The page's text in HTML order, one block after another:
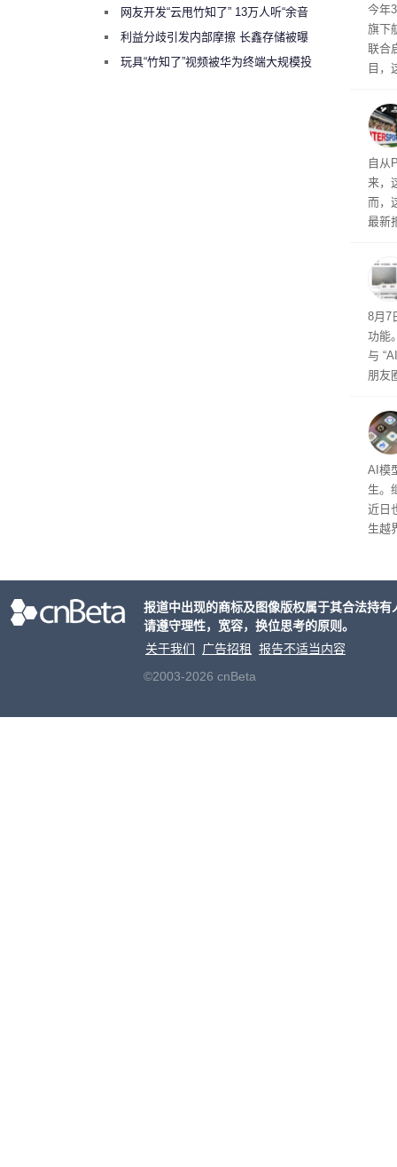
开正
今年
旗下
联合
目，
约
特尔
14A
自从
来，
而，
最新
考
中
楚。
8月7
功能
与
朋友
公
AI模
生。
近日
生越
网友开发“云甩竹知了” 13万人听“余音
绕梁”利益分歧引发内部摩擦 长鑫存储被曝
曾将华为驻场工程师驱逐出研发基地
玩具“竹知了”视频被华为终端大规模投
报道中出现的商标及图像版权属于其合法持
请遵守理性，宽容，换位思考的原则。
关于我们
广告招租
报告不适当内容
©2003-2026 cnBeta